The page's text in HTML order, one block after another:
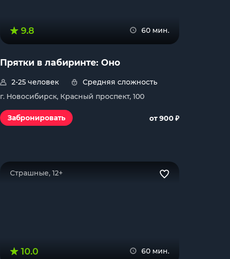
9.8 60 мин.
Прятки в лабиринте: Оно
2-25 человек
Средняя сложность
г. Новосибирск, Красный проспект, 100
Забронировать от 900 ₽
Страшные, 12+
10.0 60 мин.